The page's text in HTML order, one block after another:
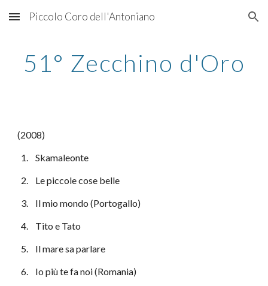
Skip to main content Skip to navigation
Piccolo Coro dell'Antoniano
51° Zecchino d'Oro
(2008)
  1.    Skamaleonte
  2.    Le piccole cose belle
  3.    Il mio mondo (Portogallo)
  4.    Tito e Tato
  5.    Il mare sa parlare
  6.    Io più te fa noi (Romania)